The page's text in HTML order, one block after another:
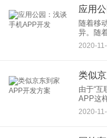
应用
随着移
异。随
量充斥
APP，
2020-
类似
由于“
APP这
流”配送
距离，
2020-